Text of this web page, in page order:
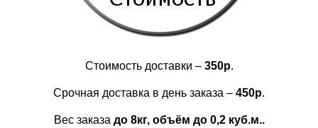
Стоимость доставки – 350р.
Срочная доставка в день заказа – 450р.
Вес заказа до 8кг, объём до 0,2 куб.м..